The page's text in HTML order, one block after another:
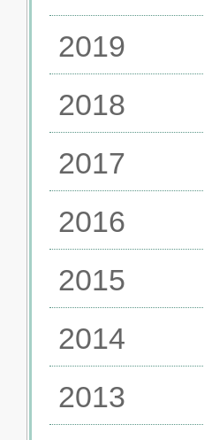
2019
2018
2017
2016
2015
2014
2013